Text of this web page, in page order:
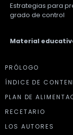
Estrategias para
grado de control
Material
PRÓLOGO
ÍNDICE DE
PLAN DE
RECETARIO
LOS AUTORES